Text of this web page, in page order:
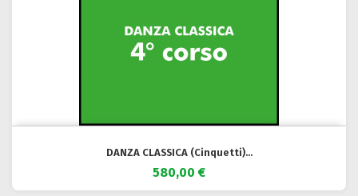
DANZA CLASSICA (Cinquetti)...
580,00 €